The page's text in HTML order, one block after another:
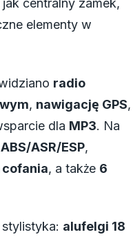
centralny zamek,
elementy w
radio
, nawigację GPS,
dla MP3. Na
ABS/ASR/ESP,
, a także 6
stylistyka: alufelgi 18